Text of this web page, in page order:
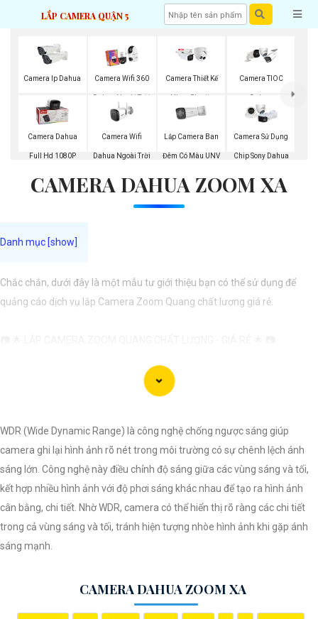
LẮP CAMERA QUẬN 5
Camera Ip Dahua Camera Wifi 360
Dahua Ngoài Trời
Camera Thiết Kế
Nhựa Plastic
Dahua
Camera TIOC
Dahua
Camera Dahua
Full Hd 1080P
Camera Wifi
Dahua Ngoài Trời
Lắp Camera Ban
Đêm Có Màu UNV
Camera Sử Dụng
Chip Sony Dahua
CAMERA DAHUA ZOOM XA
Chắc chắn, dưới đây là một mẫu tư giới thiệu bạn có thể sử dụng để
quảng cáo dịch vụ lắp Camera Zoom Quang chất lượng giá rẻ:
🎯 Với chất lượng hình ảnh sắc nét, khả năng zoom tốt, và tính năng
quan trọng nào.
🛡️ Tại đây, chúng tôi cam kết cung cấp dịch vụ lắp đặt camera zoom
quang chất lượng, uy tín và giá rẻ nhất trên thị trường.
🏡 An toàn tại nhà, công ty hoặc cơ sở kinh doanh của bạn ngay hôm
nay! 🏢
🔧 Hãy liên hệ ngay để được tư vấn miễn phí và nhận ưu đãi hấp dẫn cho
việc lắp đặt Camera Zoom Quang!
Hy vọng mẫu tư giới thiệu này sẽ giúp bạn thu hút được nhiều khách
hàng tiềm năng cho dịch vụ lắp Camera Zoom Quang của bạn!
WDR (Wide Dynamic Range) là công nghệ chống ngược sáng giúp
camera ghi lại hình ảnh rõ nét trong môi trường có sự chênh lệch ánh
sáng lớn. Công nghệ này điều chỉnh độ sáng giữa các vùng sáng và tối,
kết hợp nhiều hình ảnh với độ phơi sáng khác nhau để tạo ra hình ảnh
cân bằng, chi tiết. Nhờ WDR, camera có thể hiển thị rõ ràng các chi tiết
trong cả vùng sáng và tối, tránh hiện tượng nhòe hình ảnh khi gặp ánh
sáng mạnh.
CAMERA DAHUA ZOOM XA